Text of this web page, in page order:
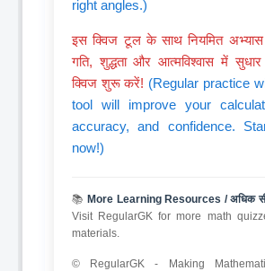
right angles.)
इस क्विज टूल के साथ नियमित
गति, शुद्धता और आत्मविश्वास में
क्विज शुरू करें! (Regular practice
tool will improve your
accuracy, and confidence.
now!)
📚More Learning Resources / अधिक
Visit RegularGK for more math
materials.
© RegularGK - Making